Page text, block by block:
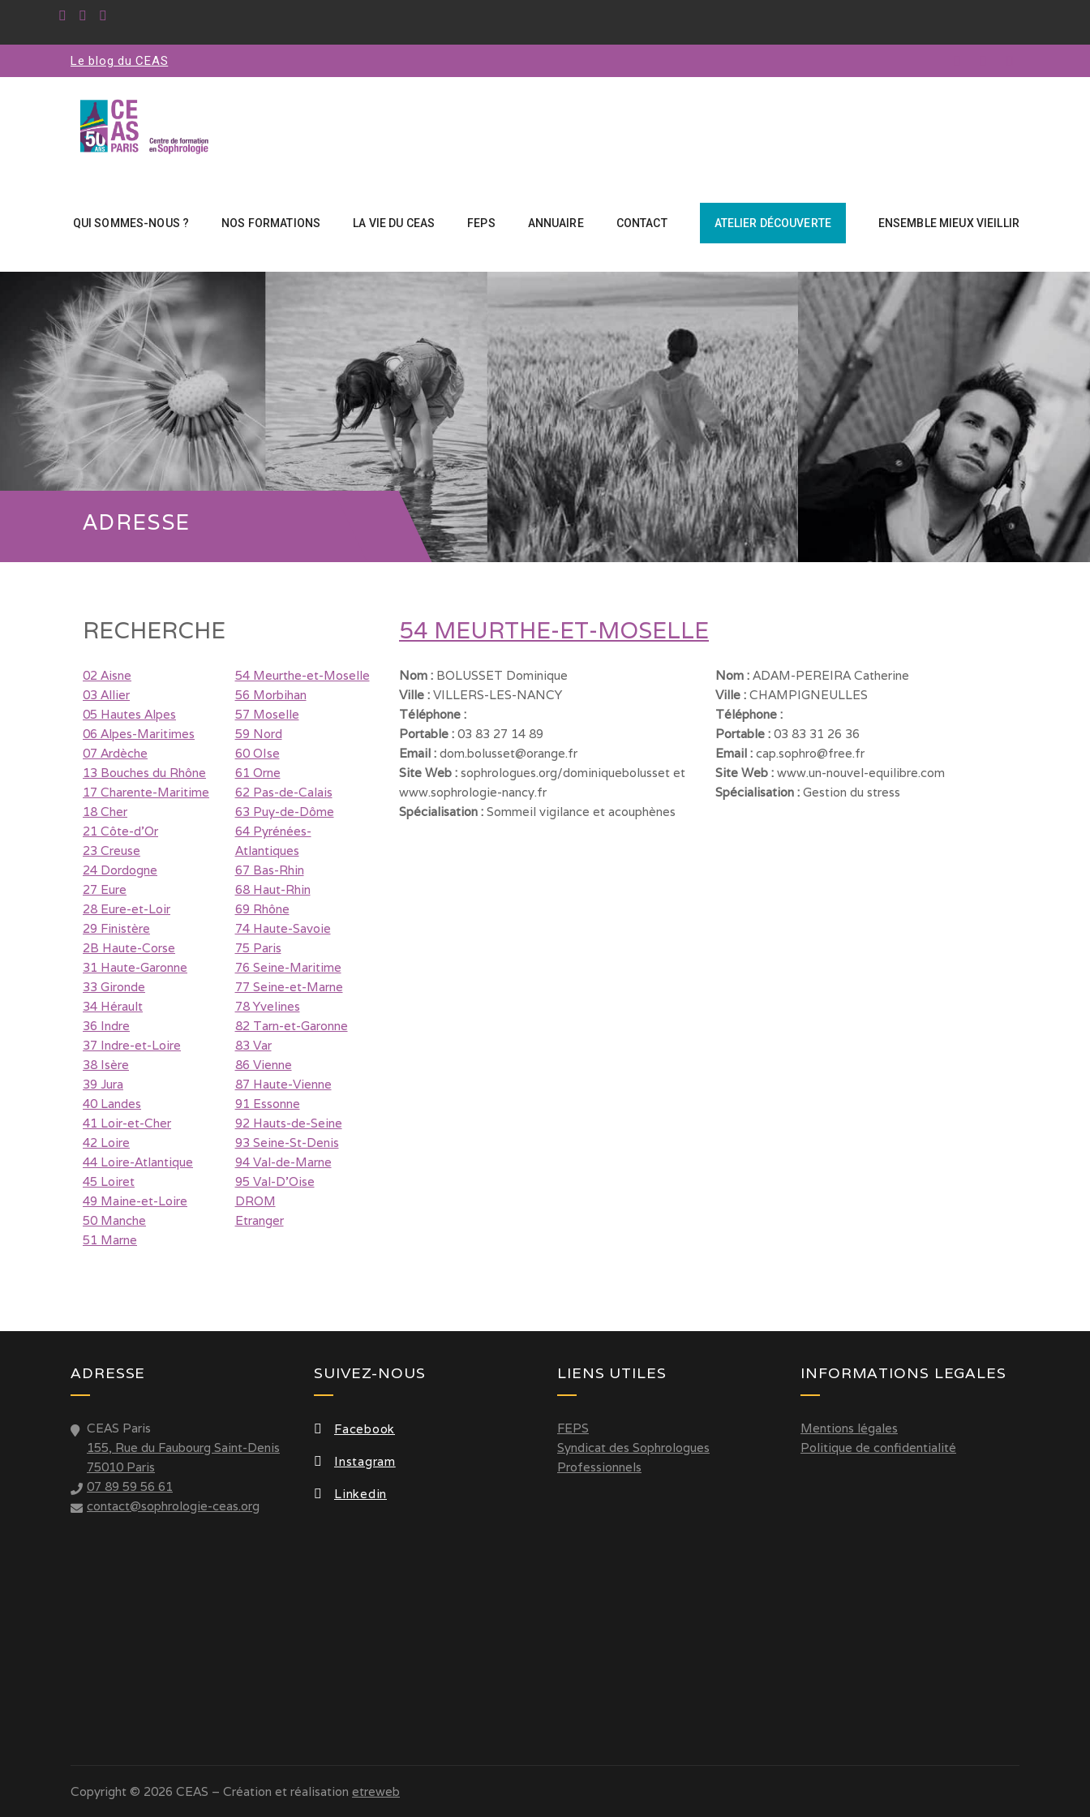
Le blog du CEAS
QUI SOMMES-NOUS ? NOS FORMATIONS LA VIE DU CEAS FEPS ANNUAIRE CONTACT ATELIER DÉCOUVERTE ENSEMBLE MIEUX VIEILLIR
ADRESSE
RECHERCHE
02 Aisne
03 Allier
05 Hautes Alpes
06 Alpes-Maritimes
07 Ardèche
13 Bouches du Rhône
17 Charente-Maritime
18 Cher
21 Côte-d'Or
23 Creuse
24 Dordogne
27 Eure
28 Eure-et-Loir
29 Finistère
2B Haute-Corse
31 Haute-Garonne
33 Gironde
34 Hérault
36 Indre
37 Indre-et-Loire
38 Isère
39 Jura
40 Landes
41 Loir-et-Cher
42 Loire
44 Loire-Atlantique
45 Loiret
49 Maine-et-Loire
50 Manche
51 Marne
54 Meurthe-et-Moselle
56 Morbihan
57 Moselle
59 Nord
60 OIse
61 Orne
62 Pas-de-Calais
63 Puy-de-Dôme
64 Pyrénées-
Atlantiques
67 Bas-Rhin
68 Haut-Rhin
69 Rhône
74 Haute-Savoie
75 Paris
76 Seine-Maritime
77 Seine-et-Marne
78 Yvelines
82 Tarn-et-Garonne
83 Var
86 Vienne
87 Haute-Vienne
91 Essonne
92 Hauts-de-Seine
93 Seine-St-Denis
94 Val-de-Marne
95 Val-D'Oise
DROM
Etranger
54 MEURTHE-ET-MOSELLE
Nom : BOLUSSET Dominique
Ville : VILLERS-LES-NANCY
Téléphone :
Portable : 03 83 27 14 89
Email : dom.bolusset@orange.fr
Site Web : sophrologues.org/dominiquebolusset et
www.sophrologie-nancy.fr
Spécialisation : Sommeil vigilance et acouphènes
Nom : ADAM-PEREIRA Catherine
Ville : CHAMPIGNEULLES
Téléphone :
Portable : 03 83 31 26 36
Email : cap.sophro@free.fr
Site Web : www.un-nouvel-equilibre.com
Spécialisation : Gestion du stress
ADRESSE
CEAS Paris
155, Rue du Faubourg Saint-Denis
75010 Paris
07 89 59 56 61
contact@sophrologie-ceas.org
SUIVEZ-NOUS
Facebook
Instagram
Linkedin
LIENS UTILES
FEPS
Syndicat des Sophrologues
Professionnels
INFORMATIONS LEGALES
Mentions légales
Politique de confidentialité
Copyright © 2026 CEAS – Création et réalisation etreweb